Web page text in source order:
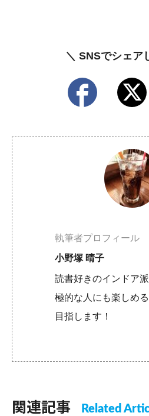
＼ SNSでシェア
執筆者プロフィール
小野塚 晴子
読書好きのインドア
極的な人にも楽しめ
目指します！
関連記事 Related